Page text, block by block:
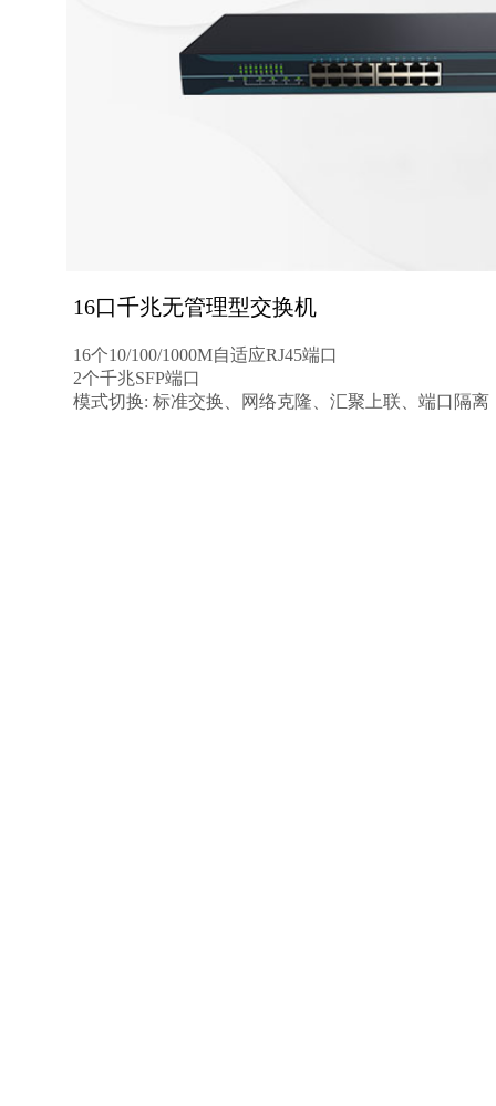
16口千兆无管理型交换机
16个10/100/1000M自适应RJ45端口
2个千兆SFP端口
模式切换: 标准交换、网络克隆、汇聚上联、端口隔离